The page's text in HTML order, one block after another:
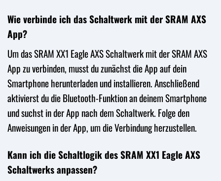
Wie verbinde ich das Schaltwerk mit der SRAM AXS
App?
Um das SRAM XX1 Eagle AXS Schaltwerk mit der SRAM AXS
App zu verbinden, musst du zunächst die App auf dein
Smartphone herunterladen und installieren. Anschließend
aktivierst du die Bluetooth-Funktion an deinem Smartphone
und suchst in der App nach dem Schaltwerk. Folge den
Anweisungen in der App, um die Verbindung herzustellen.
Kann ich die Schaltlogik des SRAM XX1 Eagle AXS
Schaltwerks anpassen?